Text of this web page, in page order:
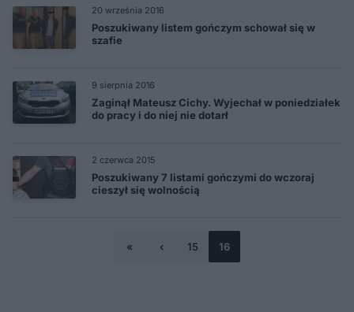
20 września 2016
Poszukiwany listem gończym schował się w
szafie
9 sierpnia 2016
Zaginął Mateusz Cichy. Wyjechał w poniedziałek
do pracy i do niej nie dotarł
2 czerwca 2015
Poszukiwany 7 listami gończymi do wczoraj
cieszył się wolnością
« ‹ 15 16